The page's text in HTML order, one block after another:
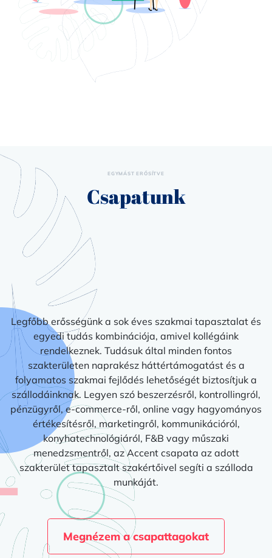
EGYMÁST ERŐSÍTVE
Csapatunk
Legfőbb erősségünk a sok éves szakmai tapasztalat és
egyedi tudás kombinációja, amivel kollégáink
rendelkeznek. Tudásuk által minden fontos
szakterületen naprakész háttértámogatást és a
folyamatos szakmai fejlődés lehetőségét biztosítjuk a
szállodáinknak. Legyen szó beszerzésről, kontrollingról,
pénzügyről, e-commerce-ről, online vagy hagyományos
értékesítésről, marketingről, kommunikációról,
konyhatechnológiáról, F&B vagy műszaki
menedzsmentről, az Accent csapata az adott
szakterület tapasztalt szakértőivel segíti a szálloda
munkáját.
Megnézem a csapattagokat